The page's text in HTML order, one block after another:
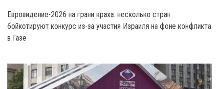
Евровидение-2026 на грани краха: несколько стран
бойкотируют конкурс из-за участия Израиля на фоне конфликта
в Газе